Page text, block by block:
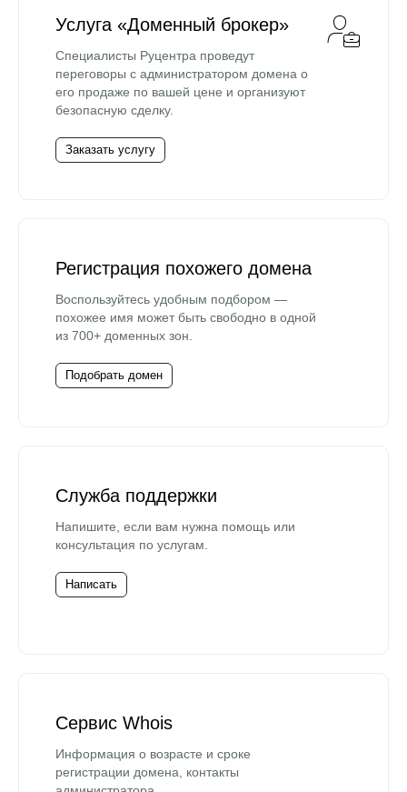
Услуга «Доменный брокер»
Специалисты Руцентра проведут
переговоры с администратором домена о
его продаже по вашей цене и организуют
безопасную сделку.
Заказать услугу
Регистрация похожего домена
Воспользуйтесь удобным подбором —
похожее имя может быть свободно в одной
из 700+ доменных зон.
Подобрать домен
Служба поддержки
Напишите, если вам нужна помощь или
консультация по услугам.
Написать
Сервис Whois
Информация о возрасте и сроке
регистрации домена, контакты